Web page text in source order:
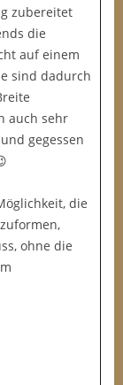
zubereitet
die
auf einem
sind dadurch
auch sehr
gegessen
die
ohne die